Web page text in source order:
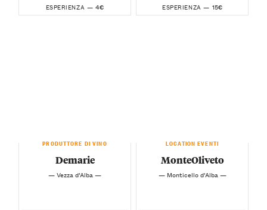
ESPERIENZA — 4€ ESPERIENZA — 15€
PRODUTTORE DI VINO
Demarie
— Vezza d’Alba —
LOCATION EVENTI
MonteOliveto
— Monticello d’Alba —